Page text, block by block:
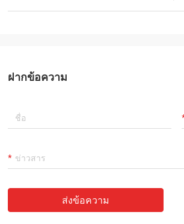
ฝากข้อความ
ส่งข้อความ